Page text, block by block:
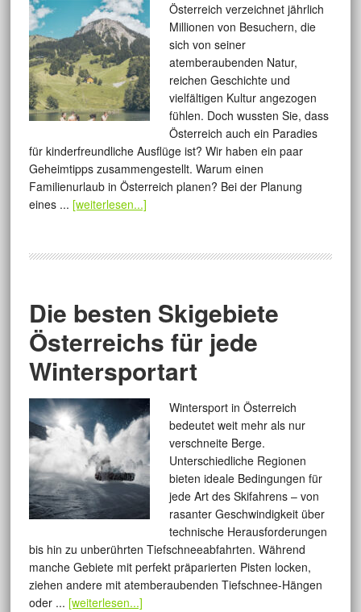
Österreich verzeichnet jährlich
Millionen von Besuchern, die
sich von seiner
atemberaubenden Natur,
reichen Geschichte und
vielfältigen Kultur angezogen
fühlen. Doch wussten Sie, dass
Österreich auch ein Paradies
für kinderfreundliche Ausflüge ist? Wir haben ein paar
Geheimtipps zusammengestellt. Warum einen
Familienurlaub in Österreich planen? Bei der Planung
eines ... [weiterlesen...]
Die besten Skigebiete
Österreichs für jede
Wintersportart
Wintersport in Österreich
bedeutet weit mehr als nur
verschneite Berge.
Unterschiedliche Regionen
bieten ideale Bedingungen für
jede Art des Skifahrens – von
rasanter Geschwindigkeit über
technische Herausforderungen
bis hin zu unberührten Tiefschneeabfahrten. Während
manche Gebiete mit perfekt präparierten Pisten locken,
ziehen andere mit atemberaubenden Tiefschnee-Hängen
oder ... [weiterlesen...]